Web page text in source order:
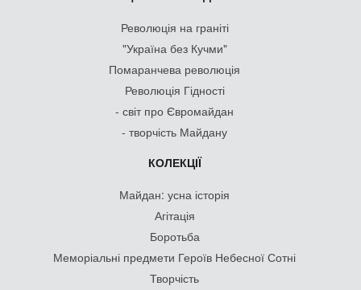
Революція на граніті
"Україна без Кучми"
Помаранчева революція
Революція Гідності
- світ про Євромайдан
- творчість Майдану
КОЛЕКЦІЇ
Майдан: усна історія
Агітація
Боротьба
Меморіальні предмети Героїв Небесної Сотні
Творчість